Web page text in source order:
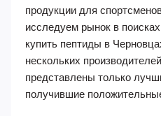
продукции для
исследуем рынок в
купить пептиды в
нескольких
представлены только
получившие